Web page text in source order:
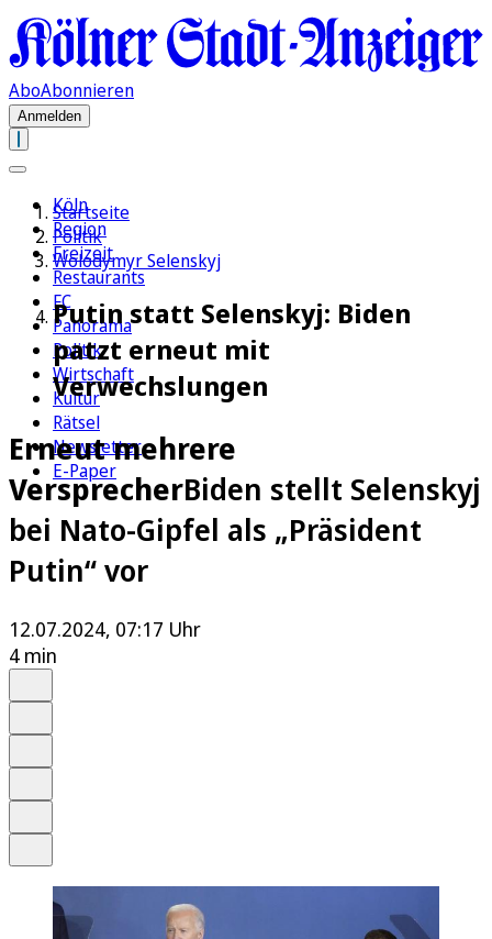
AboAbonnieren
Anmelden
Köln
Region
Freizeit
Restaurants
FC
Panorama
Politik
Wirtschaft
Kultur
Rätsel
Newsletter
E-Paper
Startseite
Politik
Wolodymyr Selenskyj
Putin statt Selenskyj: Biden
patzt erneut mit
Verwechslungen
Erneut mehrere
VersprecherBiden stellt Selenskyj
bei Nato-Gipfel als „Präsident
Putin“ vor
12.07.2024, 07:17 Uhr
4 min